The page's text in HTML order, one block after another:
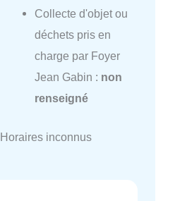
Collecte d'objet ou
déchets pris en
charge par Foyer
Jean Gabin : non
renseigné
Horaires inconnus